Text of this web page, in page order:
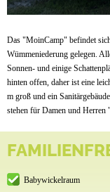
Das "MoinCamp" befindet
Wümmeniederung gelegen.
Sonnen- und einige
hinten offen, daher ist eine
m groß und ein
stehen für Damen und
Babywickelraum